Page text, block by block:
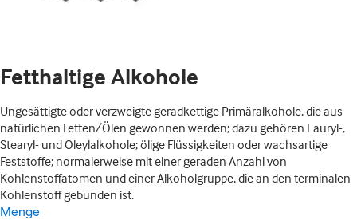
Fetthaltige Alkohole
Ungesättigte oder verzweigte geradkettige Primäralkohole, die aus
natürlichen Fetten/Ölen gewonnen werden; dazu gehören Lauryl-,
Stearyl- und Oleylalkohole; ölige Flüssigkeiten oder wachsartige
Feststoffe; normalerweise mit einer geraden Anzahl von
Kohlenstoffatomen und einer Alkoholgruppe, die an den terminalen
Kohlenstoff gebunden ist.
Menge